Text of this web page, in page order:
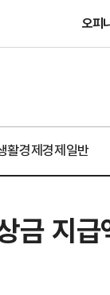
오피
활경제경제일반
금 지